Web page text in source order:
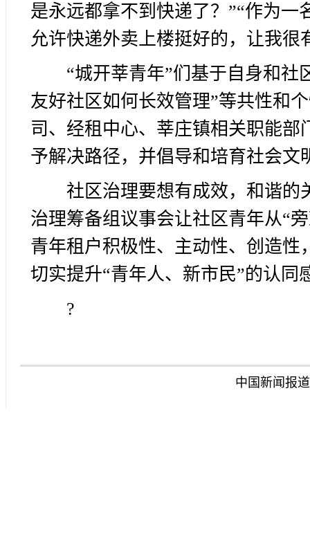
是永远都拿不到快递了？”“作为
允许快递外卖上楼挺好的，让我
“城开莘青年”们基于自身和社
友好社区如何长效管理”等共性和
司、经租中心、莘庄镇相关职能
予解决路径，并倡导和培育社会文
社区治理要想有成效，和谐的
治理筹备组议事会让社区青年从“
青年租户积极性、主动性、创造
切实提升“青年人、新市民”的认同
?
中国新闻报